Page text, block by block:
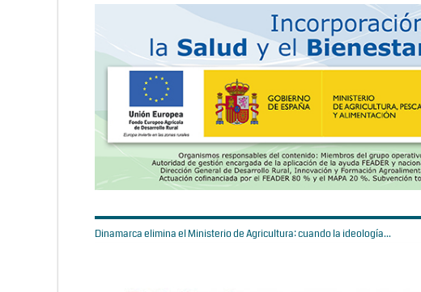
Dinamarca elimina el Ministerio de Agricultura: cuando la ideología...